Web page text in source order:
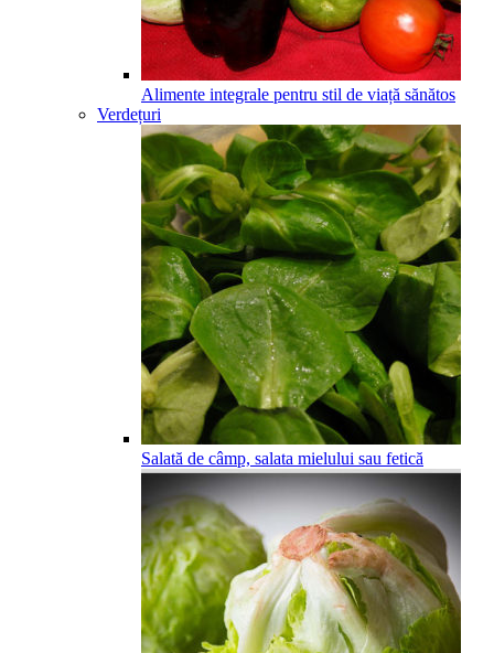
Alimente integrale pentru stil de viață sănătos
Verdețuri
Salată de câmp, salata mielului sau fetică